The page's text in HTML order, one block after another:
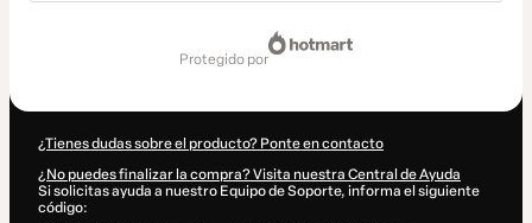
protegido por
¿Tienes dudas sobre el producto? Ponte en contacto
¿No puedes finalizar la compra? Visita nuestra Central de Ayuda
Si solicitas ayuda a nuestro Equipo de Soporte, informa el siguiente
código: